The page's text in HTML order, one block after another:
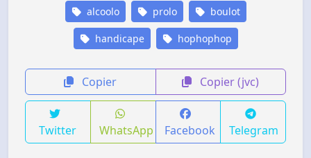
alcoolo prolo boulot
handicape hophophop
Copier Copier (jvc)
Twitter WhatsApp Facebook Telegram